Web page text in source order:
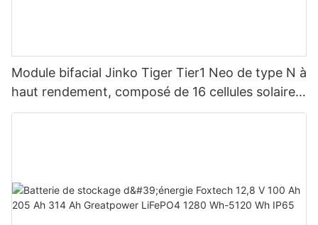
Module bifacial Jinko Tiger Tier1 Neo de type N à
haut rendement, composé de 16 cellules solaires
BB, pour des puissances de 590 W, 620 W, 630